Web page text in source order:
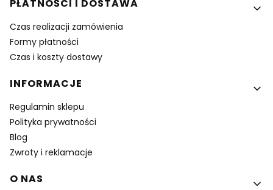
PŁATNOŚCI I DOSTAWA
Czas realizacji zamówienia
Formy płatności
Czas i koszty dostawy
INFORMACJE
Regulamin sklepu
Polityka prywatności
Blog
Zwroty i reklamacje
O NAS